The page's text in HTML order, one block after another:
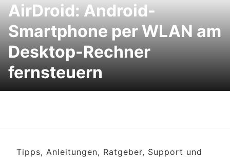
AirDroid: Android-
Smartphone per WLAN am
Desktop-Rechner
fernsteuern
Tipps, Anleitungen, Ratgeber, Support und